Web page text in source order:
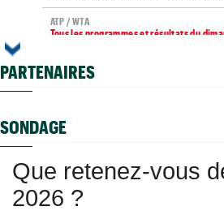
ATP / WTA
Tous les programmes et résultats du
Toutes vos vidéos à retrouver sur Tennis
défense
Arthur Rinderknech tombe après un gros
interruption
WTA - Toronto
PARTENAIRES
SONDAGE
Que retenez-vous
2026 ?